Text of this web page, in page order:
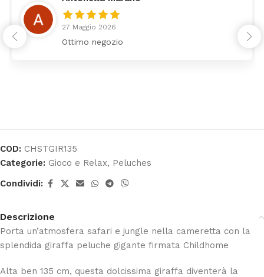
27 Maggio 2026
Ottimo negozio
COD: CHSTGIR135
Categorie: Gioco e Relax, Peluches
Condividi:
Descrizione
Porta un’atmosfera safari e jungle nella cameretta con la
splendida giraffa peluche gigante firmata Childhome
Alta ben 135 cm, questa dolcissima giraffa diventerà la